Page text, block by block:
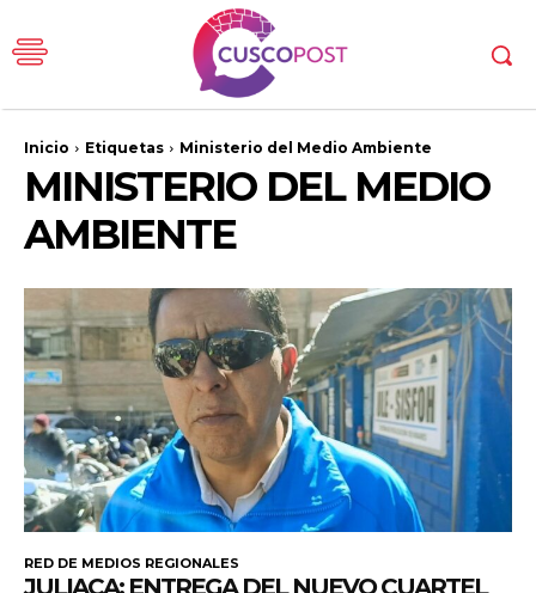
Inicio Etiquetas Ministerio del Medio Ambiente
MINISTERIO DEL MEDIO
AMBIENTE
RED DE MEDIOS REGIONALES